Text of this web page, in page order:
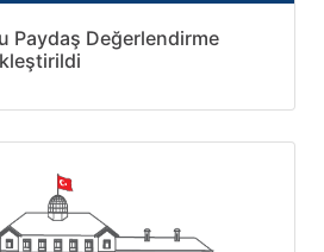
Paydaş Değerlendirme